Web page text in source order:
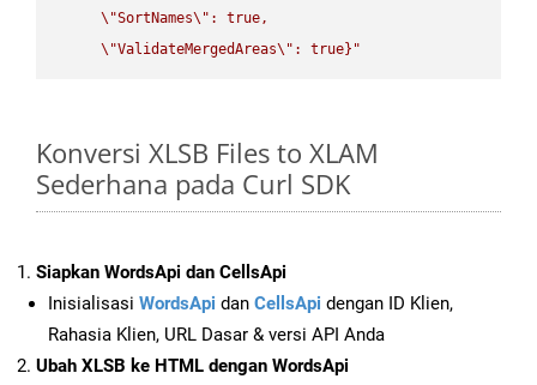
\"SortNames\" : true,
\"ValidateMergedAreas\" : true}"
Konversi XLSB Files to XLAM
Sederhana pada Curl SDK
Siapkan WordsApi dan CellsApi
Inisialisasi WordsApi dan CellsApi dengan ID Klien,
Rahasia Klien, URL Dasar & versi API Anda
Ubah XLSB ke HTML dengan WordsApi